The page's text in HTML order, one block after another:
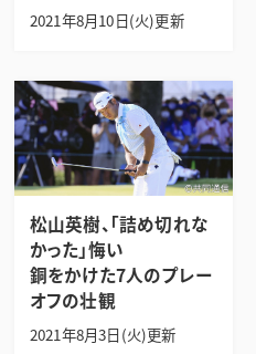
2021年8月10日(火)更新
松山英樹、「詰め切れな
かった」悔い
銅をかけた7人のプレー
オフの壮観
2021年8月3日(火)更新